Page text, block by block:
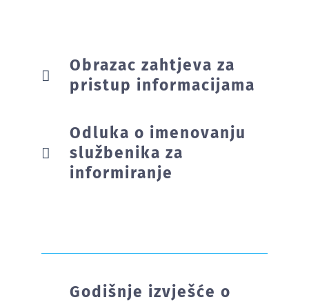
Obrazac zahtjeva za
pristup informacijama
Odluka o imenovanju
službenika za
informiranje
Godišnje izvješće o